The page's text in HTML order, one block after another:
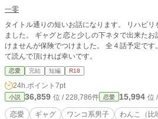
が出ることがあるかもしれませんがスカトロプ
アナルなので事前準備なしで色々できることに
てきません。 自分で書いた話、書いてあるう
ど読み直してアホみたいに微修正入れてます
一零
タイトル通りの短いお話になります。 リハビ
ました。 ギャグと恋と少しの下ネタで出来たお話です。 R18展開はほとんど書
けませんが保険でつけました。 全４話予定です。 深く考えずに心を空っぽに
て読んで頂ければ幸いです。
恋愛 完結 短編 R18
24h.ポイント 7pt
小説 36,859 位 / 228,786件 恋愛 15,994 位
恋愛 ギャグ ワンコ系男子 わんこ（比